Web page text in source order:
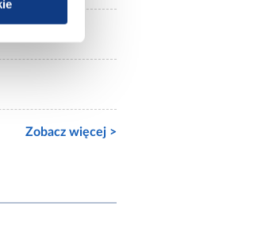
Zobacz więcej >